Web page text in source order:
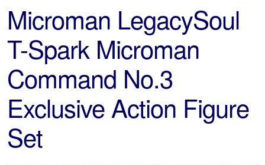
Microman LegacySoul
T-Spark Microman
Command No.3
Exclusive Action Figure
Set